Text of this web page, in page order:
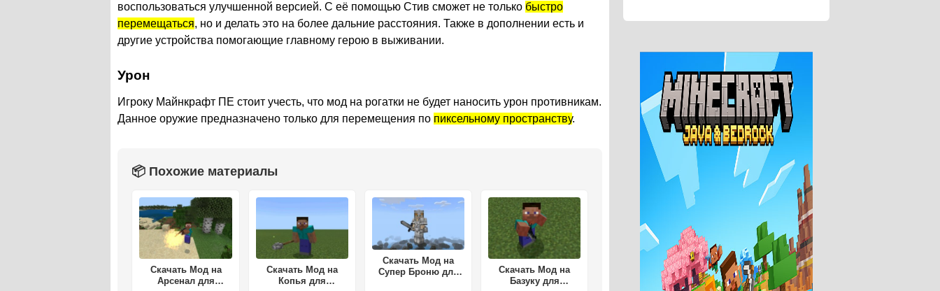
воспользоваться улучшенной версией. С её помощью Стив сможет не только быстро
перемещаться, но и делать это на более дальние расстояния. Также в дополнении есть и
другие устройства помогающие главному герою в выживании.
Урон
Игроку Майнкрафт ПЕ стоит учесть, что мод на рогатки не будет наносить урон противникам.
Данное оружие предназначено только для перемещения по пиксельному пространству.
📦 Похожие материалы
Скачать Мод на
Арсенал для
Скачать Мод на
Копья для
Скачать Мод на
Супер Броню для
Скачать Мод на
Базуку для